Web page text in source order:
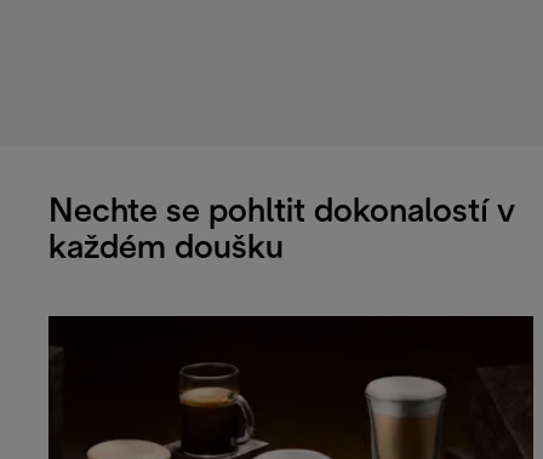
Nechte se pohltit dokonalostí v
každém doušku